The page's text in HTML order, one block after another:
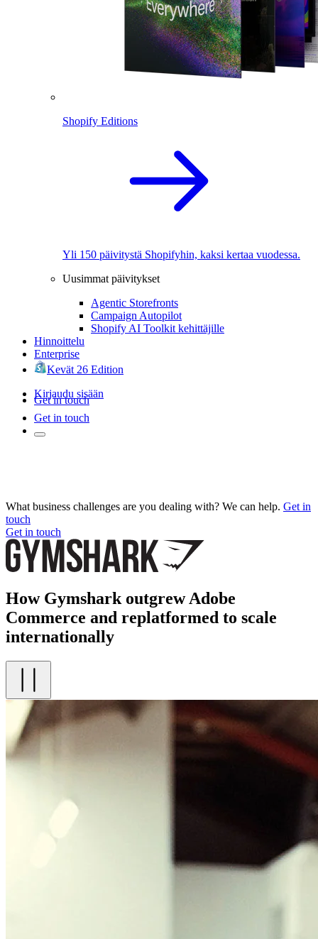
Shopify Editions
Yli 150 päivitystä Shopifyhin, kaksi kertaa vuodessa.
Uusimmat päivitykset
Agentic Storefronts
Campaign Autopilot
Shopify AI Toolkit kehittäjille
Hinnoittelu
Enterprise
Kevät 26 Edition
Kirjaudu sisään
Get in touch
Get in touch
What business challenges are you dealing with? We can help. Get in
touch
Get in touch
How Gymshark outgrew Adobe
Commerce and replatformed to scale
internationally